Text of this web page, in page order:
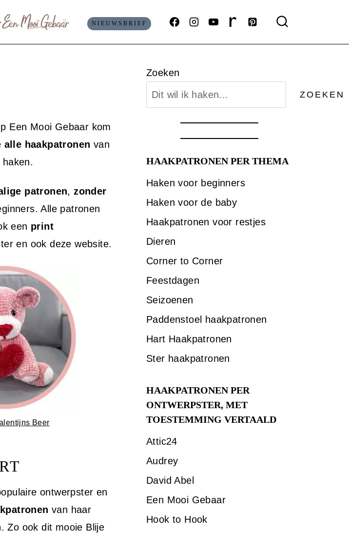
NIEUWSBRIEF
Een Mooi Gebaar kom
alle haakpatronen van
patronen,zonder
Alle patronen
een print
en ook deze website.
Beer
ontwerpster en
van haar
Zo ook dit mooie Blije
Zoeken
ZOEKEN
HAAKPATRONEN PER THEMA
Haken voor beginners
Haken voor de baby
Haakpatronen voor restjes
Dieren
Corner to Corner
Feestdagen
Seizoenen
Paddenstoel haakpatronen
Hart Haakpatronen
Ster haakpatronen
HAAKPATRONEN PER
ONTWERPSTER, MET
TOESTEMMING VERTAALD
Attic24
Audrey
David Abel
Een Mooi Gebaar
Hook to Hook